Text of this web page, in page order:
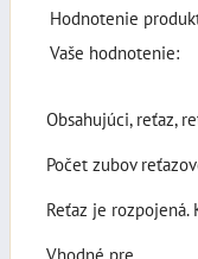
Hodnotenie
Vaše hodnotenie:
Obsahujúci, reťaz,
Počet zubov
Reťaz je
Vhodné pre